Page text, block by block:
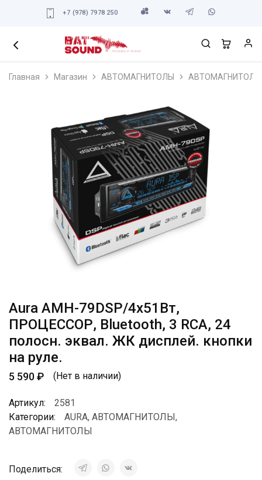
+7 (978) 7978 250
Главная Магазин АВТОМАГНИТОЛЫ АВТОМАГНИТОЛЫ
Aura AMH-79DSP/4х51Вт,
ПРОЦЕССОР, Bluetooth, 3 RCA, 24
полосн. эквал. ЖК дисплей. кнопки
на руле.
5 590₽ (Нет в наличии)
Артикул:
2581
Категории:
AURA, АВТОМАГНИТОЛЫ,
АВТОМАГНИТОЛЫ
Поделиться: